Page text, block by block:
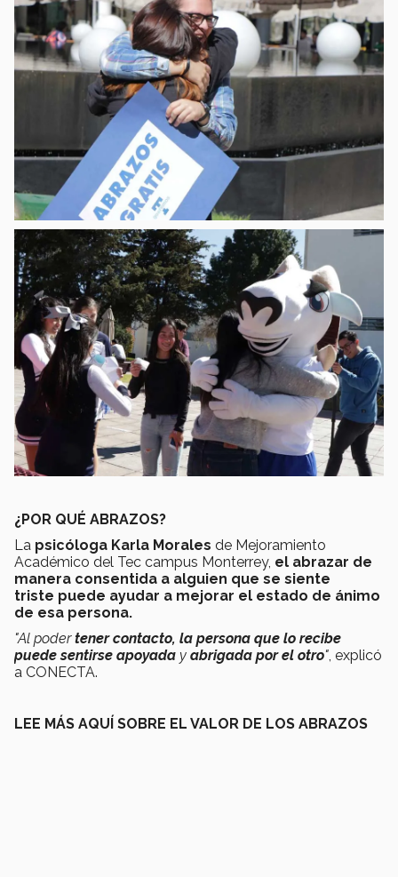
¿POR QUÉ ABRAZOS?
La psicóloga Karla Morales de Mejoramiento
Académico del Tec campus Monterrey, el abrazar de
manera consentida a alguien que se siente
triste puede ayudar a mejorar el estado de ánimo
de esa persona.
"Al podertener contacto, la persona que lo recibe
puede sentirse apoyada y abrigada por el otro" , explicó
a CONECTA.
LEE MÁS AQUÍ SOBRE EL VALOR DE LOS ABRAZOS